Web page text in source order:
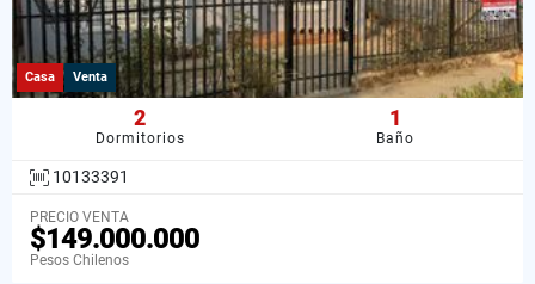
Casa Venta
2
Dormitorios
1
Baño
10133391
PRECIO VENTA
$149.000.000
Pesos Chilenos